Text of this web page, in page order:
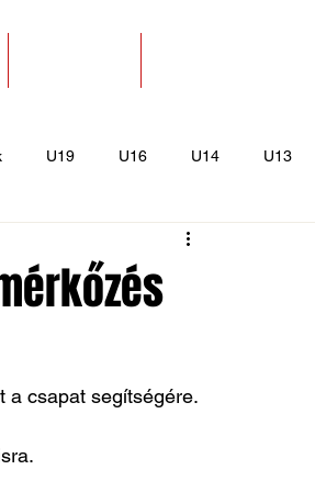
U19 U16 U14 U13
Kajak-Kenu
a csapat segítségére.